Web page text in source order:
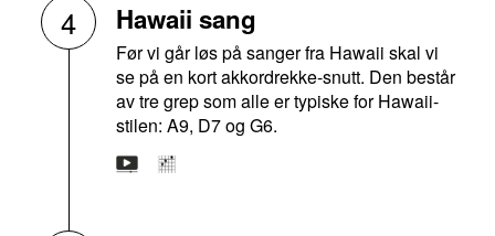
4 Hawaii sang
Før vi går løs på sanger fra Hawaii skal vi
se på en kort akkordrekke-snutt. Den består
av tre grep som alle er typiske for Hawaii-
stilen: A9, D7 og G6.